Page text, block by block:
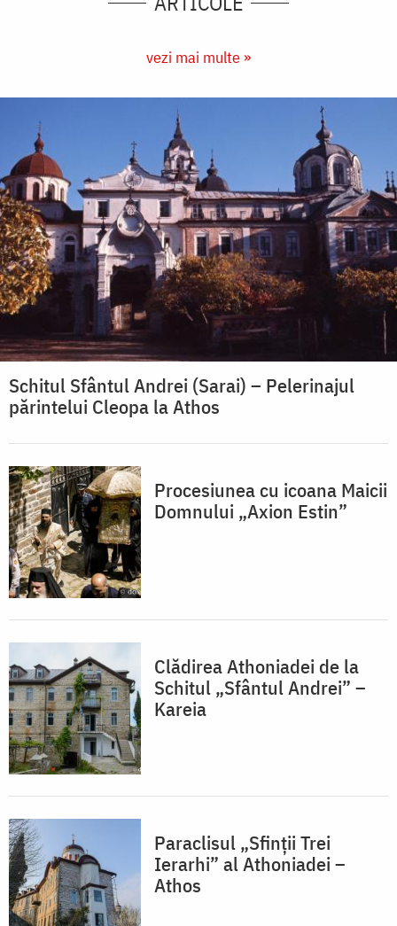
vezi mai multe »
Schitul Sfântul Andrei (Sarai) – Pelerinajul
părintelui Cleopa la Athos
Procesiunea cu icoana Maicii
Domnului „Axion Estin”
Clădirea Athoniadei de la
Schitul „Sfântul Andrei” –
Kareia
Paraclisul „Sfinții Trei
Ierarhi” al Athoniadei –
Athos